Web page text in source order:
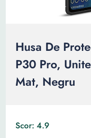
Husa De
P30 Pro,
Mat, Negru
Scor: 4.9